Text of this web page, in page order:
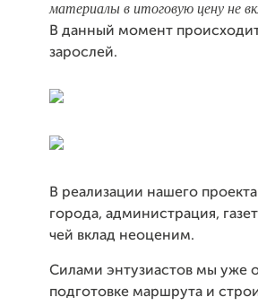
материалы в итоговую цену не
В данный момент
зарослей.
В реализации нашего
города, администрация,
чей вклад неоценим.
Силами энтузиастов мы уже
подготовке маршрута и